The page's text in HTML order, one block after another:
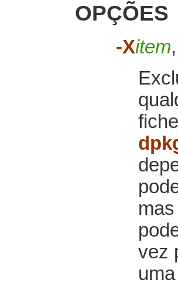
OPÇÕES
-Xitem
vez